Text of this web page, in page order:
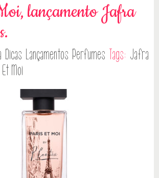
lançamento Jafra
Dicas Lançamentos Perfumes Tags: Jafra
Moi